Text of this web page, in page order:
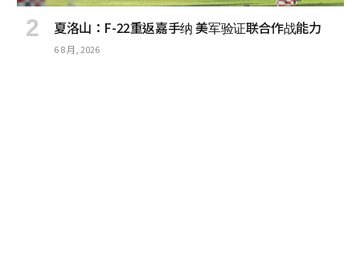
夏洛山：F-22重返嘉手纳 美军验证联合作战能力
6 8 月, 2026